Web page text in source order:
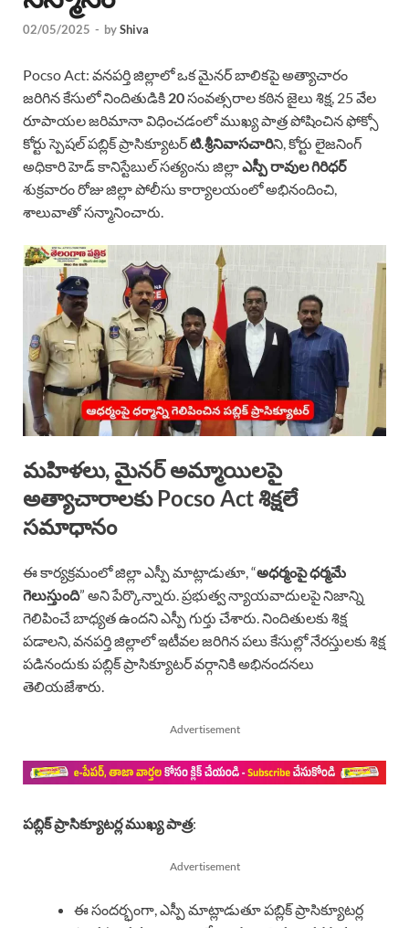
02/05/2025 - byShiva
Pocso Act: వనపర్తి జిల్లాలో ఒక మైనర్ బాలికపై అత్యాచారం
జరిగిన కేసులో నిందితుడికి 20సంవత్సరాల కఠిన జైలు శిక్ష, 25 వేల
రూపాయల జరిమానా విధించడంలో ముఖ్య పాత్ర పోషించిన ఫోక్సో
కోర్టు స్పెషల్ పబ్లిక్ ప్రాసిక్యూటర్టి.శ్రీనివాసచారిని, కోర్టు లైజనింగ్
అధికారి హెడ్ కానిస్టేబుల్ సత్యంను జిల్లాఎస్పీ రావుల గిరిధర్
శుక్రవారం రోజు జిల్లా పోలీసు కార్యాలయంలో అభినందించి,
శాలువాతో సన్మానించారు.
మహిళలు, మైనర్ అమ్మాయిలపై
అత్యాచారాలకు Pocso Act శిక్షలే
సమాధానం
ఈ కార్యక్రమంలో జిల్లా ఎస్పీ మాట్లాడుతూ, “అధర్మంపై ధర్మమే
గెలుస్తుంది” అని పేర్కొన్నారు. ప్రభుత్వ న్యాయవాదులపై నిజాన్ని
గెలిపించే బాధ్యత ఉందని ఎస్పీ గుర్తు చేశారు. నిందితులకు శిక్ష
పడాలని, వనపర్తి జిల్లాలో ఇటీవల జరిగిన పలు కేసుల్లో నేరస్తులకు శిక్ష
పడినందుకు పబ్లిక్ ప్రాసిక్యూటర్ వర్గానికి అభినందనలు
తెలియజేశారు.
Advertisement
పబ్లిక్ ప్రాసిక్యూటర్ల ముఖ్య పాత్ర:
Advertisement
ఈ సందర్భంగా, ఎస్పీ మాట్లాడుతూ పబ్లిక్ ప్రాసిక్యూటర్ల